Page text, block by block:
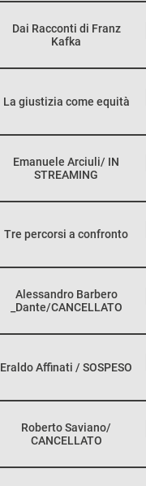
Dai Racconti di Franz
Kafka
La giustizia come equità
Emanuele Arciuli/ IN
STREAMING
Tre percorsi a confronto
Alessandro Barbero
_Dante/CANCELLATO
Eraldo Affinati / SOSPESO
Roberto Saviano/
CANCELLATO